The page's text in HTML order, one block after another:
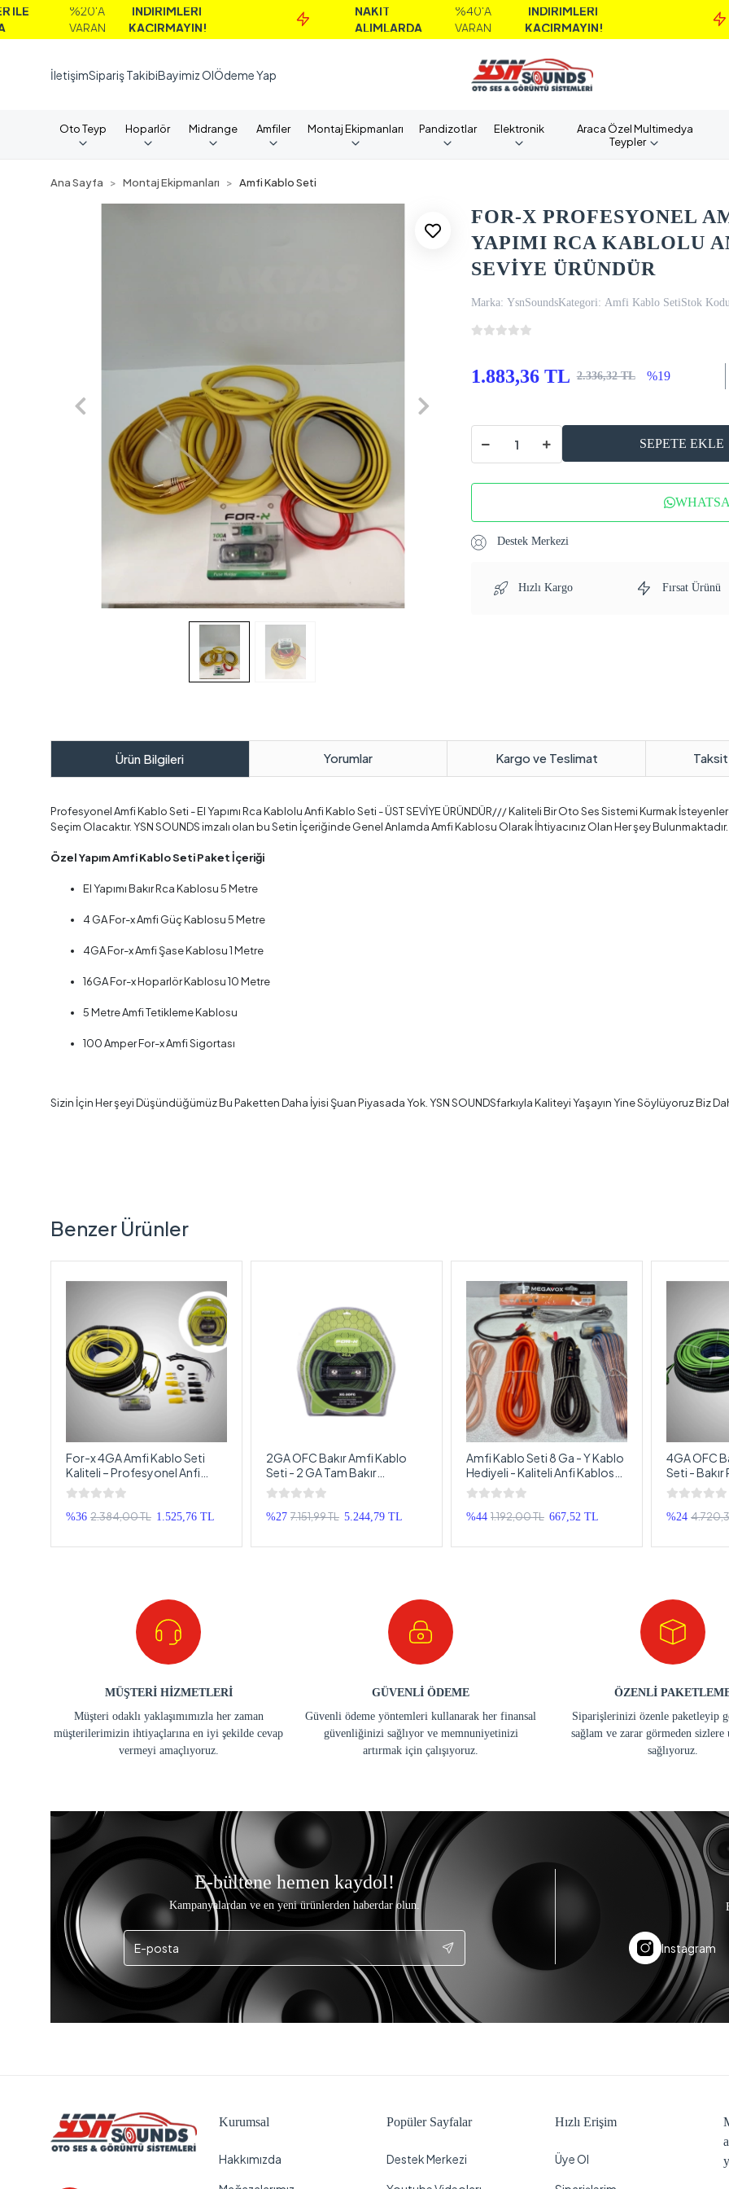
%20'A
İNDİRİMLERİ
KAÇIRMAYIN!
NAKİT
ALIMLARDA
VARAN
İNDİRİMLERİ
KAÇIRMAYIN!
İletişimSipariş TakibiBayimiz OlÖdeme Yap
Oto Teyp Hoparlör Midrange Amfiler Montaj Ekipmanları Pandizotlar Elektronik
Araca Özel Multimedya
Teypler
Ana Sayfa Montaj Ekipmanları Amfi Kablo Seti
FOR-X PROFESYONEL
YAPIMI RCA KABLOLU
SEVİYE ÜRÜNDÜR
Marka: YsnSoundsKategori: Amfi Kablo SetiStok
1.883,36 TL 2.336,32 TL %19
SEPETE EKLE
Destek Merkezi
Hızlı Kargo Fırsat Ürünü
Ürün Bilgileri Yorumlar Kargo ve Teslimat
Profesyonel Amfi Kablo Seti - El Yapımı Rca Kablolu Anfi Kablo Seti - ÜST SEVİYE ÜRÜNDÜR/// Kaliteli Bir Oto Ses Sistemi Kurmak
Seçim Olacaktır. YSN SOUNDS imzalı olan bu Setin İçeriğinde Genel Anlamda Amfi Kablosu Olarak İhtiyacınız Olan Her şey Bulunmaktadır.
Özel Yapım Amfi Kablo Seti Paket İçeriği
El Yapımı Bakır Rca Kablosu 5 Metre
4 GA For-x Amfi Güç Kablosu 5 Metre
4GA For-x Amfi Şase Kablosu 1 Metre
16GA For-x Hoparlör Kablosu 10 Metre
5 Metre Amfi Tetikleme Kablosu
100 Amper For-x Amfi Sigortası
Sizin İçin Her şeyi Düşündüğümüz Bu Paketten Daha İyisi Şuan Piyasada Yok. YSN SOUNDSfarkıyla Kaliteyi Yaşayın Yine Söylüyoruz Biz
Benzer Ürünler
For-x 4GA Amfi Kablo Seti
Kaliteli – Profesyonel Anfi
Kablosu Seti 4GA
%36 2.384,00 TL 1.525,76 TL
2GA OFC Bakır Amfi Kablo
Seti - 2 GA Tam Bakır
Profesyonel Anfi Kablosu Seti
2 AWG
%27 7.151,99 TL 5.244,79 TL
Amfi Kablo Seti 8 Ga - Y Kablo
Hediyeli - Kaliteli Anfi Kablosu
Takımı - Tam Set
%44 1.192,00 TL 667,52 TL
4GA OFC
Seti -
Kablosu
%24
MÜŞTERİ HİZMETLERİ
Müşteri odaklı yaklaşımımızla her zaman
müşterilerimizin ihtiyaçlarına en iyi şekilde cevap
vermeyi amaçlıyoruz.
GÜVENLİ ÖDEME
Güvenli ödeme yöntemleri kullanarak her finansal
güvenliğinizi sağlıyor ve memnuniyetinizi
artırmak için çalışıyoruz.
ÖZENLİ
Siparişlerinizi özenle paketleyip
sağlam ve zarar görmeden sizlere
sağlıyoruz.
E-bültene hemen kaydol!
Kampanyalardan ve en yeni ürünlerden haberdar olun.
Instagram
Kurumsal
Hakkımızda
Popüler Sayfalar
Destek Merkezi
Hızlı Erişim
Üye Ol